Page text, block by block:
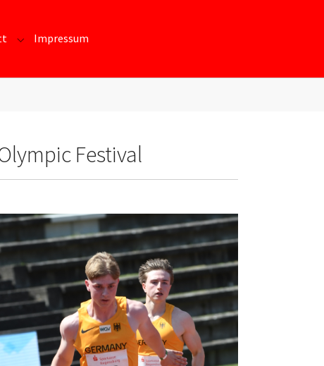
und Daten"
Submenu for "Kontakt/Beitritt"
Impressum
Festival